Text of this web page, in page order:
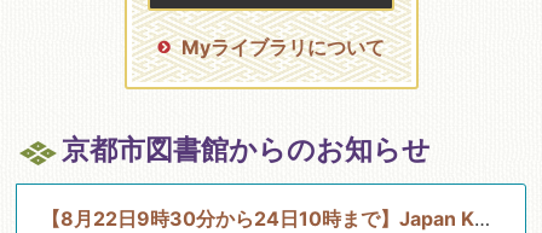
Myライブラリについて
京都市図書館からのお知らせ
【8月22日9時30分から24日10時まで】Japan Knowledge Libのサービ...